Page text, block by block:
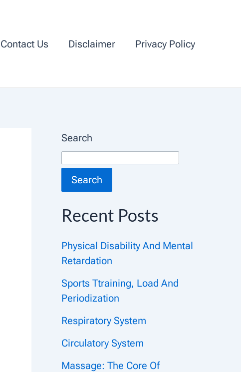
Contact Us Disclaimer Privacy Policy
Search
Search
Recent Posts
Physical Disability And Mental
Retardation
Sports Ttraining, Load And
Periodization
Respiratory System
Circulatory System
Massage: The Core Of